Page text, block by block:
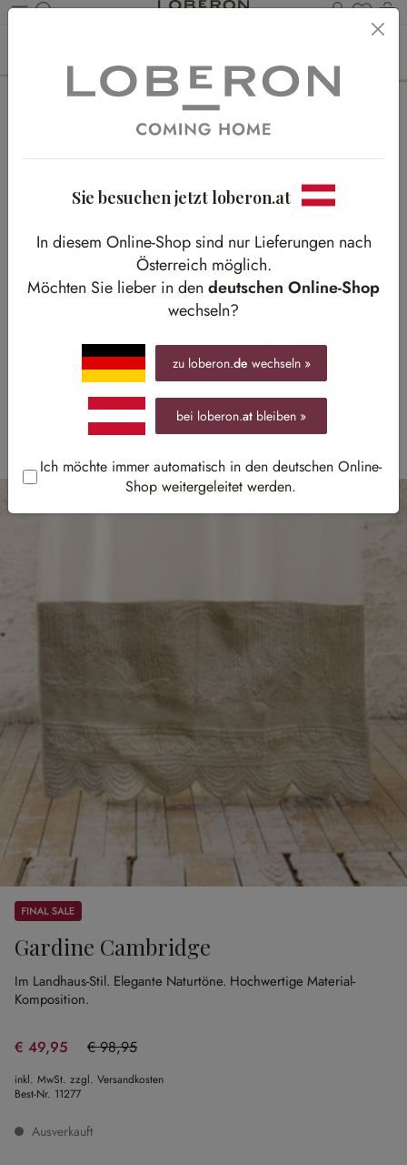
Du
Sale
Gardine Cambridge
Im Landhaus-Stil. Elegante Naturtöne. Hochwertige Material-
Komposition.
€ 49,95 € 98,95
(49.52% gespart)
inkl. MwSt. zzgl. Versandkosten
Best-Nr. 11277
Ausverkauft
Sie besuchen jetzt loberon.at
In diesem Online-Shop sind nur Lieferungen nach
Österreich möglich.
Möchten Sie lieber in den deutschen Online-Shop
wechseln?
zu loberon.de wechseln »
bei loberon.at bleiben »
Ich möchte immer automatisch in den deutschen Online-
Shop weitergeleitet werden.